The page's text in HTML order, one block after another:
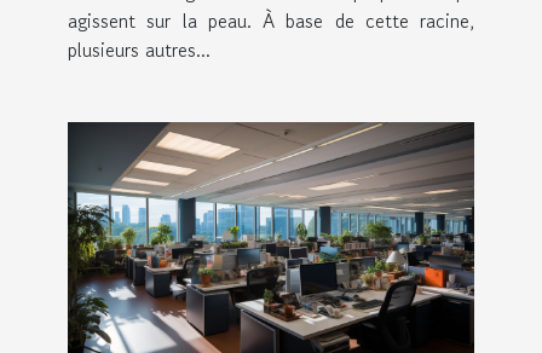
agissent sur la peau. À base de cette racine,
plusieurs autres...